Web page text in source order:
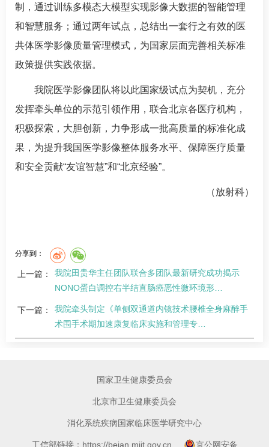
制，通过训练多模态大模型实现影像大数据的智能管理
和智慧服务；通过两年试点，总结出一套行之有效的医
共体医学影像质量管理模式，为国家层面完善相关标准
政策提供实践依据。
我院医学影像团队将以此国家级试点为契机，充分
发挥牵头单位的示范引领作用，联合北京各医疗机构，
积极探索，大胆创新，力争形成一批高质量的标准化成
果，为提升我国医学影像整体服务水平、保障医疗质量
和安全贡献“友谊智慧”和“北京经验”。
（放射科）
分享到：
上一篇：
我院田贵华主任团队联合多团队最新研究成功揭示
NONO蛋白调控右半结直肠癌恶性微环境形…
下一篇：
我院牵头制定《单侧双通道内镜技术腰椎全身麻醉手
术围手术期加速康复临床实施和管理专…
国家卫生健康委员会
北京市卫生健康委员会
消化系统疾病国家临床医学研究中心
工信部链接：https://beian.miit.gov.cn 京公网安备